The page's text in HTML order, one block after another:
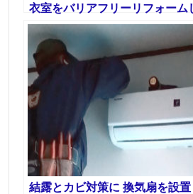
衣室をバリアフリーリフォーム
結露とカビ対策に 換気扇を設置